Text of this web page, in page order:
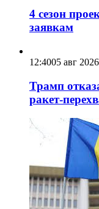
4 сезон
заявкам
12:4005 авг 2026
Трамп
ракет-